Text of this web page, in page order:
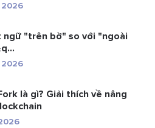
2026
ngữ "trên bờ" so với "ngoài
2026
là gì? Giải thích về nâng